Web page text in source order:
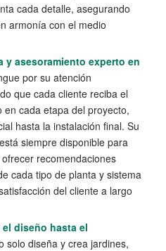
cada detalle, asegurando
armonía con el medio
y asesoramiento experto en
por su atención
que cada cliente reciba el
cada etapa del proyecto,
hasta la instalación final. Su
siempre disponible para
recomendaciones
cada tipo de planta y sistema
del cliente a largo
diseño hasta el
solo diseña y crea jardines,